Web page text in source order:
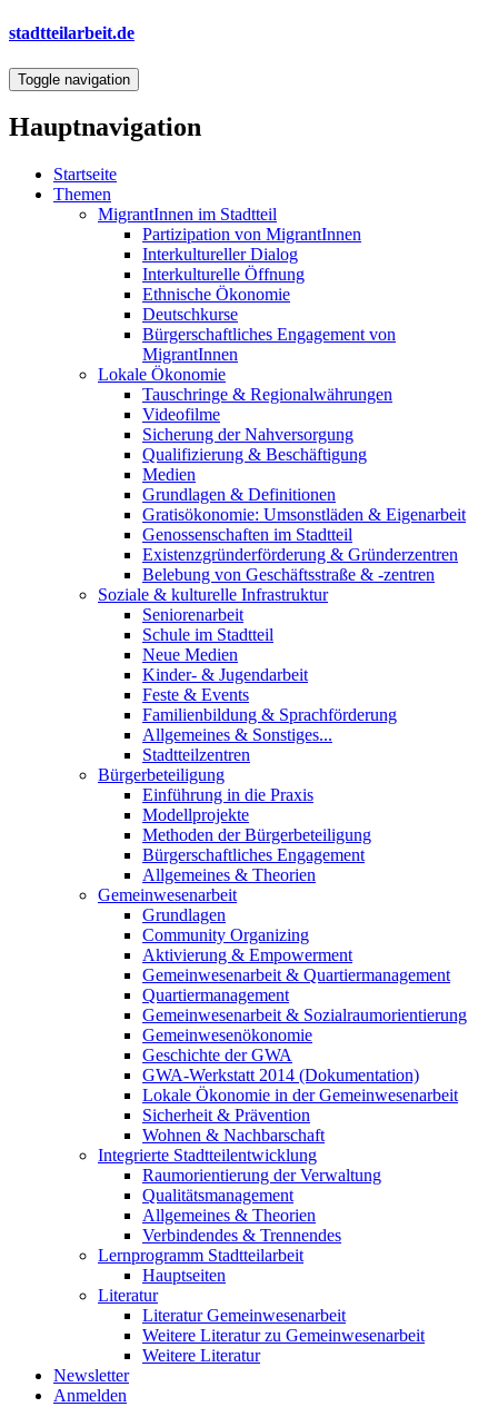
Direkt
Inhalt
stadtteilarbeit.de
Toggle navigation
Hauptnavigation
Startseite
Themen
MigrantInnen im Stadtteil
Partizipation von MigrantInnen
Interkultureller Dialog
Interkulturelle Öffnung
Ethnische Ökonomie
Deutschkurse
Bürgerschaftliches Engagement von
MigrantInnen
Lokale Ökonomie
Tauschringe & Regionalwährungen
Videofilme
Sicherung der Nahversorgung
Qualifizierung & Beschäftigung
Medien
Grundlagen & Definitionen
Gratisökonomie: Umsonstläden & Eigenarbeit
Genossenschaften im Stadtteil
Existenzgründerförderung & Gründerzentren
Belebung von Geschäftsstraße & -zentren
Soziale & kulturelle Infrastruktur
Seniorenarbeit
Schule im Stadtteil
Neue Medien
Kinder- & Jugendarbeit
Feste & Events
Familienbildung & Sprachförderung
Allgemeines & Sonstiges...
Stadtteilzentren
Bürgerbeteiligung
Einführung in die Praxis
Modellprojekte
Methoden der Bürgerbeteiligung
Bürgerschaftliches Engagement
Allgemeines & Theorien
Gemeinwesenarbeit
Grundlagen
Community Organizing
Aktivierung & Empowerment
Gemeinwesenarbeit & Quartiermanagement
Quartiermanagement
Gemeinwesenarbeit & Sozialraumorientierung
Gemeinwesenökonomie
Geschichte der GWA
GWA-Werkstatt 2014 (Dokumentation)
Lokale Ökonomie in der Gemeinwesenarbeit
Sicherheit & Prävention
Wohnen & Nachbarschaft
Integrierte Stadtteilentwicklung
Raumorientierung der Verwaltung
Qualitätsmanagement
Allgemeines & Theorien
Verbindendes & Trennendes
Lernprogramm Stadtteilarbeit
Hauptseiten
Literatur
Literatur Gemeinwesenarbeit
Weitere Literatur zu Gemeinwesenarbeit
Weitere Literatur
Newsletter
Anmelden